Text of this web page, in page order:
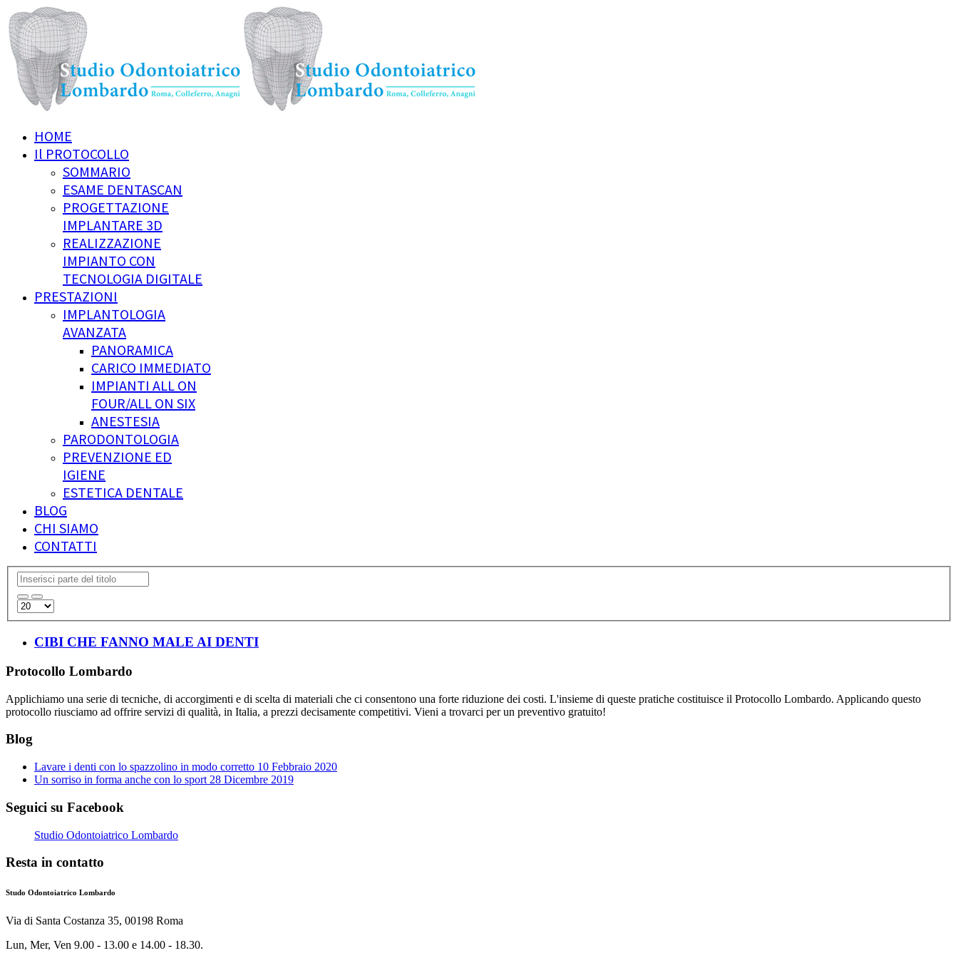
HOME
Il PROTOCOLLO
SOMMARIO
ESAME DENTASCAN
PROGETTAZIONE
IMPLANTARE 3D
REALIZZAZIONE
IMPIANTO CON
TECNOLOGIA DIGITALE
PRESTAZIONI
IMPLANTOLOGIA
AVANZATA
PANORAMICA
CARICO IMMEDIATO
IMPIANTI ALL ON
FOUR/ALL ON SIX
ANESTESIA
PARODONTOLOGIA
PREVENZIONE ED
IGIENE
ESTETICA DENTALE
BLOG
CHI SIAMO
CONTATTI
CIBI CHE FANNO MALE AI DENTI
Protocollo Lombardo
Applichiamo una serie di tecniche, di accorgimenti e di scelta di materiali che ci consentono una forte riduzione dei costi. L'insieme di queste pratiche costituisce il Protocollo Lombardo. Applicando questo
protocollo riusciamo ad offrire servizi di qualità, in Italia, a prezzi decisamente competitivi. Vieni a trovarci per un preventivo gratuito!
Blog
Lavare i denti con lo spazzolino in modo corretto 10 Febbraio 2020
Un sorriso in forma anche con lo sport 28 Dicembre 2019
Seguici su Facebook
Studio Odontoiatrico Lombardo
Resta in contatto
Studo Odontoiatrico Lombardo
Via di Santa Costanza 35, 00198 Roma
Lun, Mer, Ven 9.00 - 13.00 e 14.00 - 18.30.